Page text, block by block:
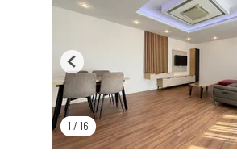
1 / 16
Previous